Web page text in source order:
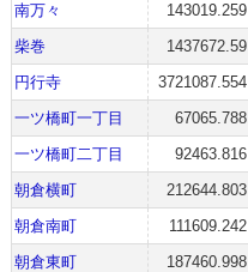
南万々
143019.259
柴巻
1437672.59
円行寺
3721087.554
一ツ橋町一丁目
67065.788
一ツ橋町二丁目
92463.816
朝倉横町
212644.803
朝倉南町
111609.242
朝倉東町
187460.998